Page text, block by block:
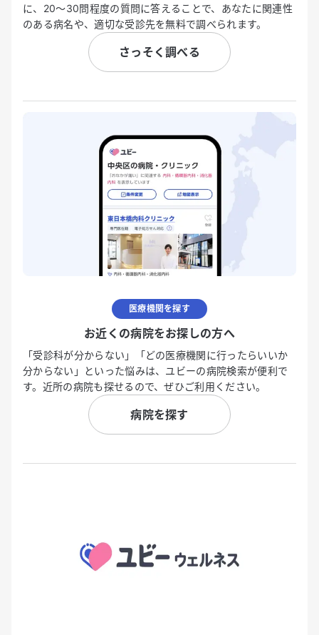
に、20〜30問程度の質問に答えることで、あなたに関連性
のある病名や、適切な受診先を無料で調べられます。
さっそく調べる
医療機関を探す
お近くの病院をお探しの方へ
「受診科が分からない」「どの医療機関に行ったらいいか
分からない」といった悩みは、ユビーの病院検索が便利で
す。近所の病院も探せるので、ぜひご利用ください。
病院を探す